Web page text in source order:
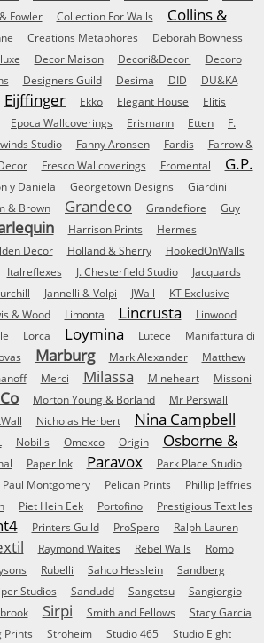
Fowler Collection For Walls
Collins &
Creations Metaphores
Deborah Bowness
Decor Maison Decori&Decori
Decoro
Designers Guild Desima DID
DU&KA
Eijffinger Ekko Elegant House Elitis
Epoca Wallcoverings Erismann Etten
F.
Studio Fanny Aronsen Fardis
Farrow &
Fresco Wallcoverings Fromental
G.P.
y Daniela Georgetown Designs
Giardini
& Brown Grandeco Grandefiore
Guy
Harrison Prints Hermes
Decor Holland & Sherry HookedOnWalls
Italreflexes J. Chesterfield Studio
Jacquards
Jannelli & Volpi JWall
KT Exclusive
& Wood Limonta Lincrusta
Linwood
Lorca Loymina Lutece
Manifattura di
Marburg Mark Alexander
Matthew
Merci Milassa Mineheart
Missoni
Morton Young & Borland
Mr Perswall
Nicholas Herbert Nina Campbell
Nobilis Omexco Origin
Osborne &
Paper Ink Paravox
Park Place Studio
Paul Montgomery Pelican Prints
Phillip Jeffries
Piet Hein Eek Portofino
Prestigious Textiles
Printers Guild ProSpero Ralph Lauren
Raymond Waites Rebel Walls
Romo
Rubelli Sahco Hesslein Sandberg
Studios Sandudd Sangetsu
Sangiorgio
Sirpi Smith and Fellows
Stacy Garcia
Prints Stroheim Studio 465
Studio Eight